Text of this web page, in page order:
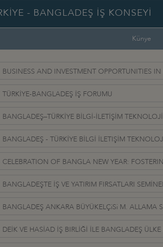
- BANGLADEŞ İŞ KONSEYİ
Künye
BUSINESS AND INVESTMENT OPPORTUNITIES
TÜRKİYE-BANGLADEŞ İŞ FORUMU
BANGLADEŞ–TÜRKİYE BİLGİ-İLETİŞİM
BANGLADEŞ - TÜRKİYE BİLGİ İLETIŞİM
CELEBRATION OF BANGLA NEW YEAR:
BANGLADEŞTE İŞ VE YATIRIM FIRSATLARI
BANGLADEŞ ANKARA BÜYÜKELÇiSi M. ALLAMA
DEİK VE HASİAD İŞ BIRLİĞİ İLE BANGLADEŞ